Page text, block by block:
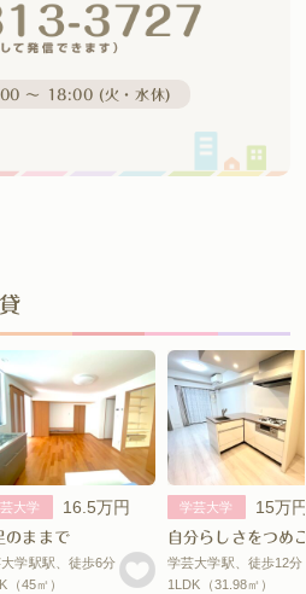
〜 18:00 (火・水休)
大学 16.5万円
のままで
学駅駅、徒歩6分
（45㎡）
学芸大学 15万
学芸大学駅、徒歩12分
1LDK（31.98㎡）